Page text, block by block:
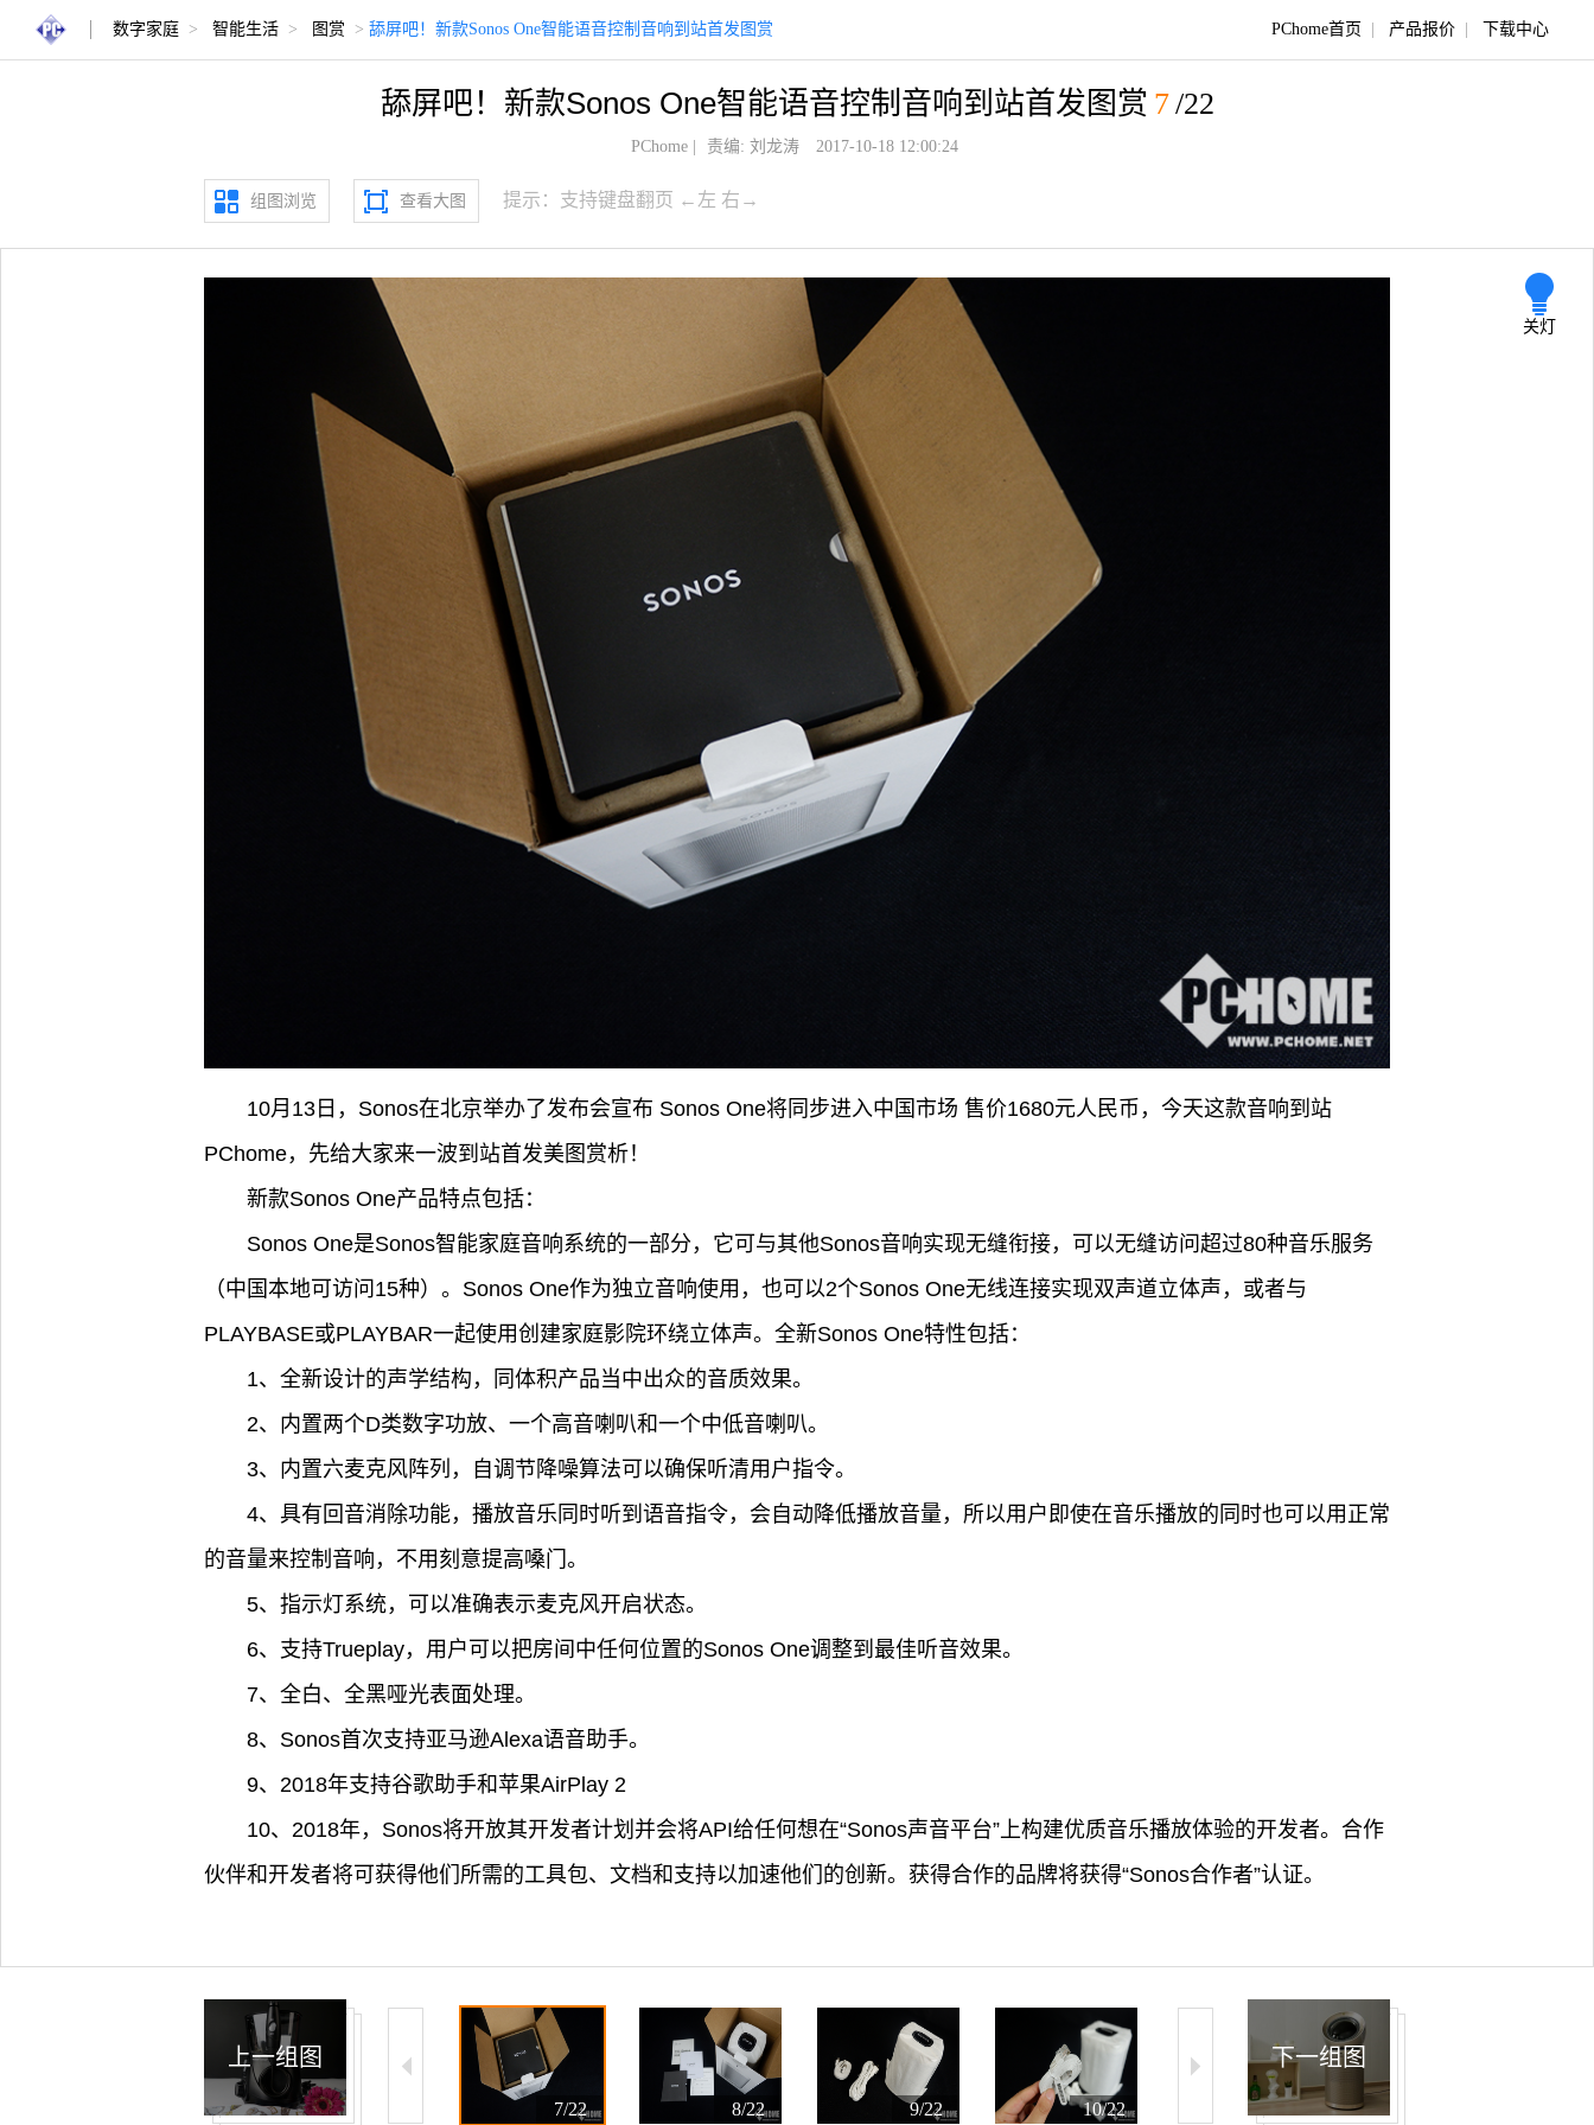
数字家庭 > 智能生活 > 图赏 > 舔屏吧！新款Sonos One智能语音控制音响到站首发图赏 PChome首页 产品报价 下载中心
舔屏吧！新款Sonos One智能语音控制音响到站首发图赏 7/22
PChome| 责编: 刘龙涛 2017-10-18 12:00:24
组图浏览 查看大图 提示：支持键盘翻页 ←左 右→
关灯
10月13日，Sonos在北京举办了发布会宣布 Sonos One将同步进入中国市场 售价1680元人民币，今天这款音响到站
PChome，先给大家来一波到站首发美图赏析！
新款Sonos One产品特点包括：
Sonos One是Sonos智能家庭音响系统的一部分，它可与其他Sonos音响实现无缝衔接，可以无缝访问超过80种音乐服务
（中国本地可访问15种）。Sonos One作为独立音响使用，也可以2个Sonos One无线连接实现双声道立体声，或者与
PLAYBASE或PLAYBAR一起使用创建家庭影院环绕立体声。全新Sonos One特性包括：
1、全新设计的声学结构，同体积产品当中出众的音质效果。
2、内置两个D类数字功放、一个高音喇叭和一个中低音喇叭。
3、内置六麦克风阵列，自调节降噪算法可以确保听清用户指令。
4、具有回音消除功能，播放音乐同时听到语音指令，会自动降低播放音量，所以用户即使在音乐播放的同时也可以用正常
的音量来控制音响，不用刻意提高嗓门。
5、指示灯系统，可以准确表示麦克风开启状态。
6、支持Trueplay，用户可以把房间中任何位置的Sonos One调整到最佳听音效果。
7、全白、全黑哑光表面处理。
8、Sonos首次支持亚马逊Alexa语音助手。
9、2018年支持谷歌助手和苹果AirPlay 2
10、2018年，Sonos将开放其开发者计划并会将API给任何想在“Sonos声音平台”上构建优质音乐播放体验的开发者。合作
伙伴和开发者将可获得他们所需的工具包、文档和支持以加速他们的创新。获得合作的品牌将获得“Sonos合作者”认证。
5/22 7/22 8/22 9/22 10/22
上一组图 下一组图